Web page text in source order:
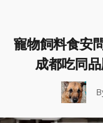
寵物飼料食安
成都吃同